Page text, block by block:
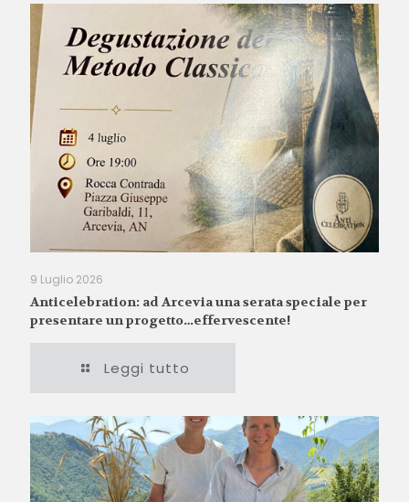
9 Luglio 2026
Anticelebration: ad Arcevia una serata speciale per
presentare un progetto…effervescente!
Leggi tutto